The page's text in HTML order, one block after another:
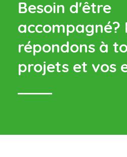
Besoin d'être
accompagné?
répondons à
projets et vos